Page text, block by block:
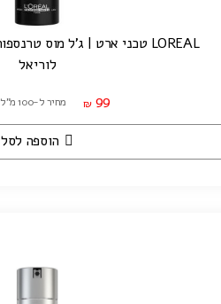
LOREAL טכני ארט | ג'ל מוס טרנספורמר טקסטור | 200 מ"ל
לוריאל
₪ 99 מחיר ל-100 מ"ל: ₪49.50
הוספה לסל